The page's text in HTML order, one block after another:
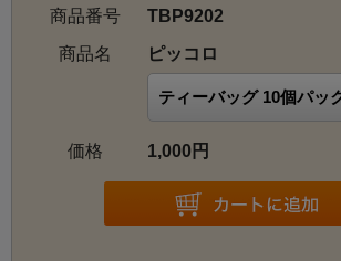
商品番号
TBP9202
商品名
ピッコロ
価格 1,000円